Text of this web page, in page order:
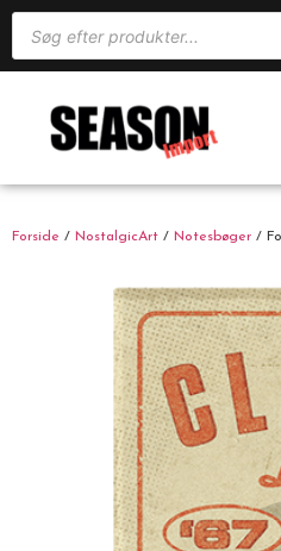
Forside / NostalgicArt / Notesbøger /